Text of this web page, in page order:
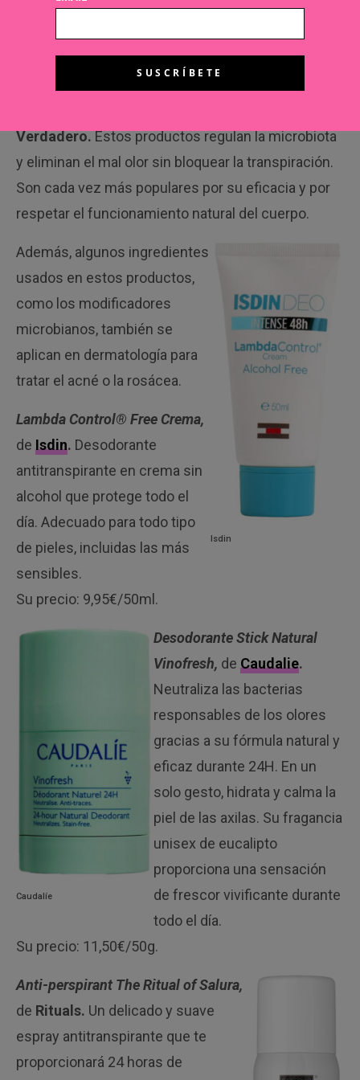
considerado seguro y puede ser una alternativa
interesante para quienes buscan una opción más
Verdadero.Estos productos regulan la microbiota
y eliminan el mal olor sin bloquear la transpiración.
Son cada vez más populares por su eficacia y por
respetar el funcionamiento natural del cuerpo.
Isdin
Además, algunos ingredientes
usados en estos productos,
como los modificadores
microbianos, también se
aplican en dermatología para
tratar el acné o la rosácea.
Lambda Control® Free Crema,
deIsdin. Desodorante
antitranspirante en crema sin
alcohol que protege todo el
día. Adecuado para todo tipo
de pieles, incluidas las más
sensibles.
Su precio: 9,95€/50ml.
Caudalíe
Desodorante Stick Natural
Vinofresh, deCaudalie.
Neutraliza las bacterias
responsables de los olores
gracias a su fórmula natural y
eficaz durante 24H. En un
solo gesto, hidrata y calma la
piel de las axilas. Su fragancia
unisex de eucalipto
proporciona una sensación
de frescor vivificante durante
todo el día.
Su precio: 11,50€/50g.
Anti-perspirant The Ritual of Salura,
de Rituals. Un delicado y suave
espray antitranspirante que te
proporcionará 24 horas de